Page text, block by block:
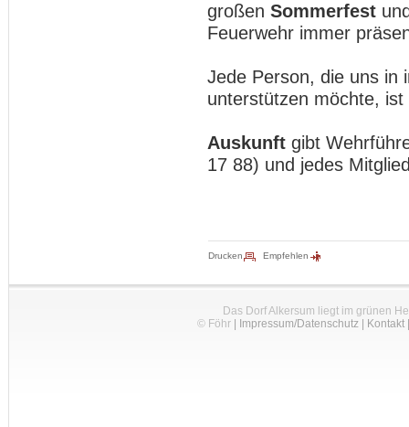
großen Sommerfest
Feuerwehr immer
Jede Person, die uns in
unterstützen möchte,
Auskunft gibt
17 88) und jedes
Drucken Empfehlen
Das Dorf Alkersum liegt im grünen
© Föhr| Impressum/Datenschutz| Kontakt